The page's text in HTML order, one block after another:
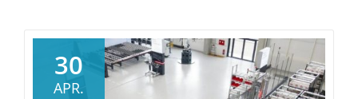
trotz
Corona
30
APR.